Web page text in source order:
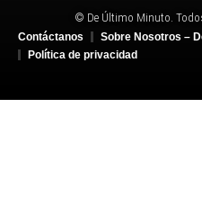
© De Último Minuto.
Contáctanos
Sobre Nosotros –
Política de privacidad